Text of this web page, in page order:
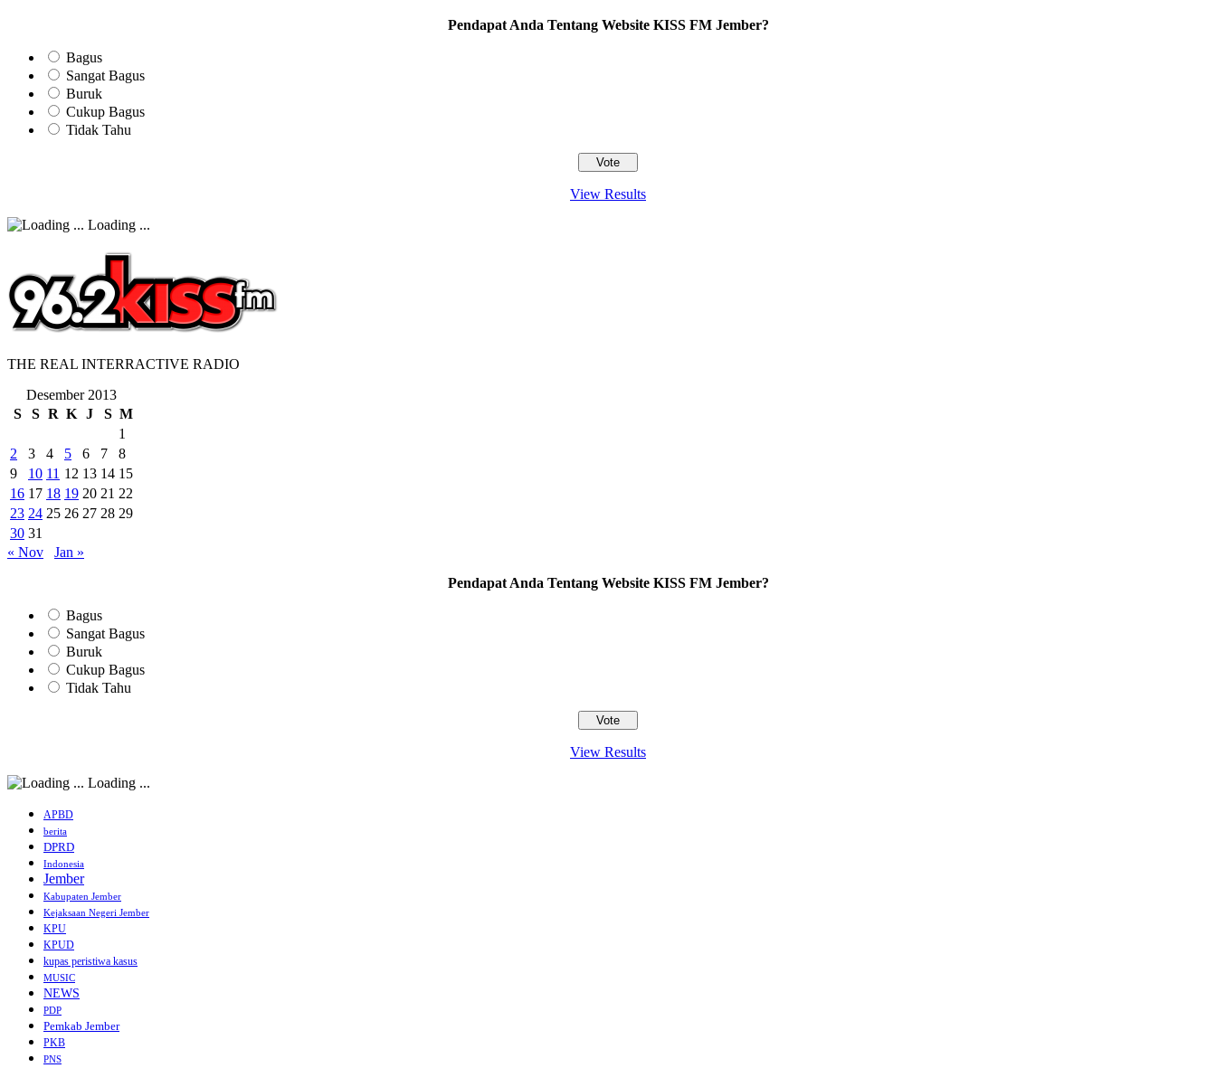
Pendapat Anda Tentang Website KISS FM Jember?
Bagus
Sangat Bagus
Buruk
Cukup Bagus
Tidak Tahu
View Results
Loading ...
THE REAL INTERRACTIVE RADIO
Desember 2013
S
S R K J S M
1
2
3 4 5 6 7
8
9
10 11 12 13 14 15
16 17 18 19 20 21 22
23 24 25 26 27 28 29
30 31
« Nov
Jan »
Pendapat Anda Tentang Website KISS FM Jember?
Bagus
Sangat Bagus
Buruk
Cukup Bagus
Tidak Tahu
View Results
Loading ...
APBD
berita
DPRD
Indonesia
Jember
Kabupaten Jember
Kejaksaan Negeri Jember
KPU
KPUD
kupas peristiwa kasus
MUSIC
NEWS
PDP
Pemkab Jember
PKB
PNS